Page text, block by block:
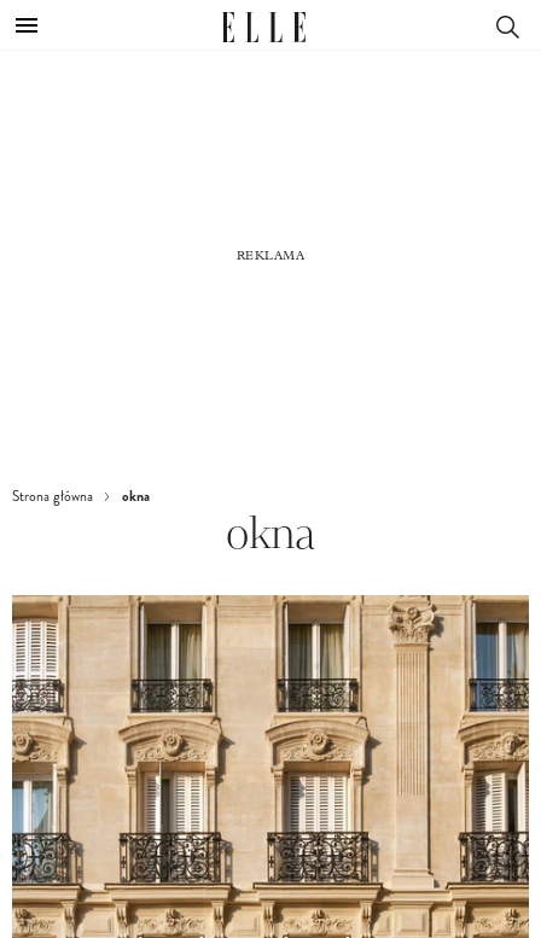
Strona główna okna
okna